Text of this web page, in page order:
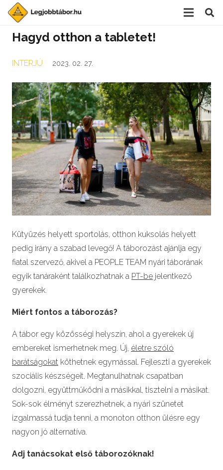
Hagyd otthon a tabletet!
INTERJÚ 2023. 02. 27.
Kütyüzés helyett sportolás, otthon kuksolás helyett
pedig irány a szabad levegő! A táborozást ajánlja egy
fiatal szervező, akivel a PEOPLE TEAM nyári táborának
egyik tanáraként találkozhatnak a PT-be jelentkező
gyerekek.
Miért fontos a táborozás?
A tábor egy közösségi helyszín, ahol a gyerekek új
embereket ismerhetnek meg. Új, életre szóló
barátságokat köthetnek egymással. Fejleszti a gyerekek
szociális készségeit. Megtanulhatnak csapatban
dolgozni, együttműködni a másikkal, tisztelni a másikat.
Sok-sok élményt szerezhetnek, a nyári szünetet
izgalmassá tudja tenni, a monoton otthon ülésre egy
nagyon jó alternatíva.
Adj tanácsokat első táborozóknak!